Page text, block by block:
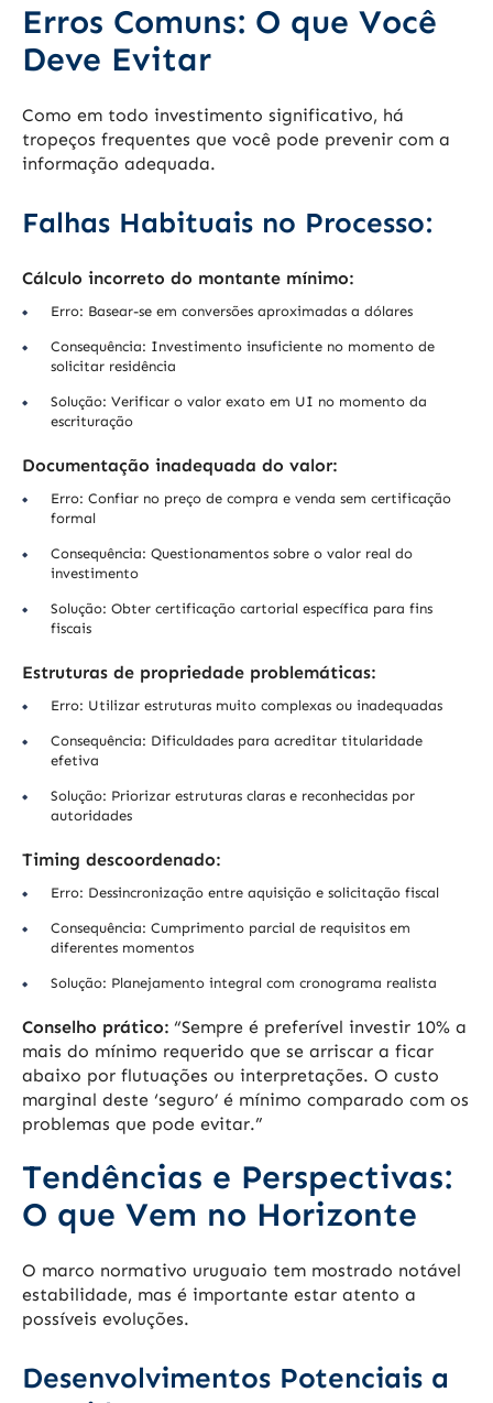
Erros Comuns: O que Você
Deve Evitar
Como em todo investimento significativo, há
tropeços frequentes que você pode prevenir com a
informação adequada.
Falhas Habituais no Processo:
Cálculo incorreto do montante mínimo:
Erro: Basear-se em conversões aproximadas a dólares
Consequência: Investimento insuficiente no momento de
solicitar residência
Solução: Verificar o valor exato em UI no momento da
escrituração
Documentação inadequada do valor:
Erro: Confiar no preço de compra e venda sem certificação
formal
Consequência: Questionamentos sobre o valor real do
investimento
Solução: Obter certificação cartorial específica para fins
fiscais
Estruturas de propriedade problemáticas:
Erro: Utilizar estruturas muito complexas ou inadequadas
Consequência: Dificuldades para acreditar titularidade
efetiva
Solução: Priorizar estruturas claras e reconhecidas por
autoridades
Timing descoordenado:
Erro: Dessincronização entre aquisição e solicitação fiscal
Consequência: Cumprimento parcial de requisitos em
diferentes momentos
Solução: Planejamento integral com cronograma realista
Conselho prático: “Sempre é preferível investir 10% a
mais do mínimo requerido que se arriscar a ficar
abaixo por flutuações ou interpretações. O custo
marginal deste ‘seguro’ é mínimo comparado com os
problemas que pode evitar.”
Tendências e Perspectivas:
O que Vem no Horizonte
O marco normativo uruguaio tem mostrado notável
estabilidade, mas é importante estar atento a
possíveis evoluções.
Desenvolvimentos Potenciais a